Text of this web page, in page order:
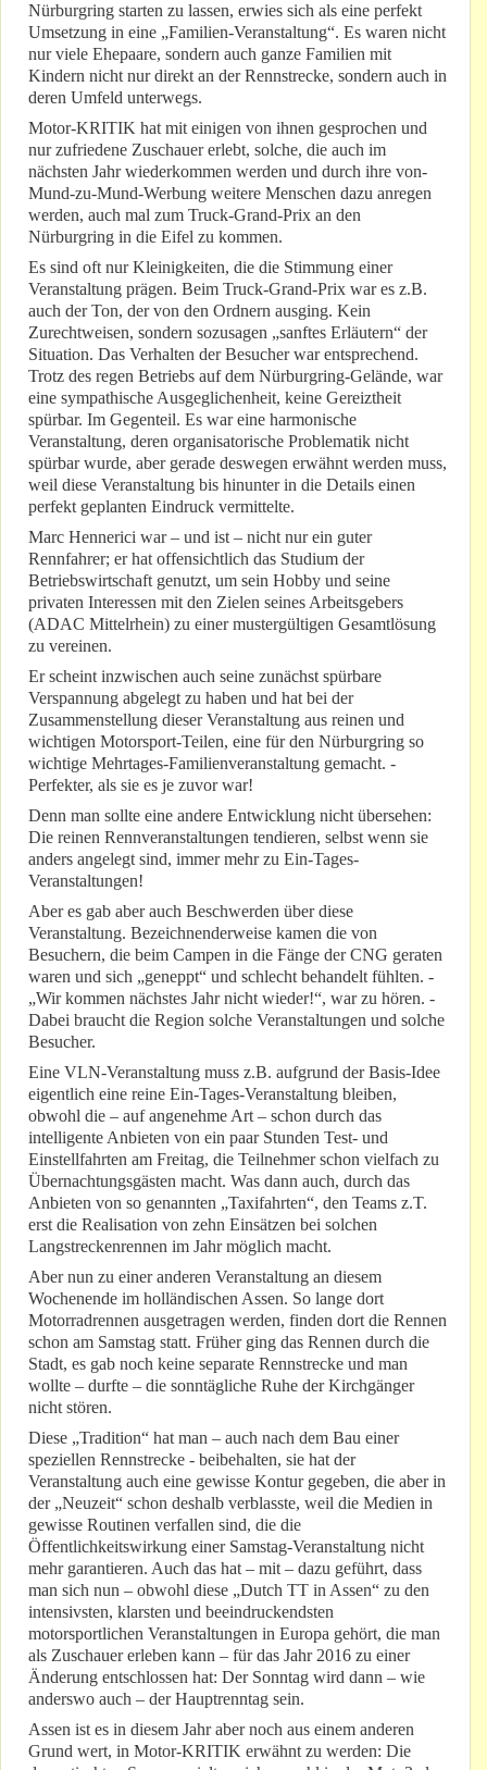
Nürburgring starten zu lassen, erwies sich als eine perfekt
Umsetzung in eine „Familien-Veranstaltung“. Es waren nicht
nur viele Ehepaare, sondern auch ganze Familien mit
Kindern nicht nur direkt an der Rennstrecke, sondern auch in
deren Umfeld unterwegs.
Motor-KRITIK hat mit einigen von ihnen gesprochen und
nur zufriedene Zuschauer erlebt, solche, die auch im
nächsten Jahr wiederkommen werden und durch ihre von-
Mund-zu-Mund-Werbung weitere Menschen dazu anregen
werden, auch mal zum Truck-Grand-Prix an den
Nürburgring in die Eifel zu kommen.
Es sind oft nur Kleinigkeiten, die die Stimmung einer
Veranstaltung prägen. Beim Truck-Grand-Prix war es z.B.
auch der Ton, der von den Ordnern ausging. Kein
Zurechtweisen, sondern sozusagen „sanftes Erläutern“ der
Situation. Das Verhalten der Besucher war entsprechend.
Trotz des regen Betriebs auf dem Nürburgring-Gelände, war
eine sympathische Ausgeglichenheit, keine Gereiztheit
spürbar. Im Gegenteil. Es war eine harmonische
Veranstaltung, deren organisatorische Problematik nicht
spürbar wurde, aber gerade deswegen erwähnt werden muss,
weil diese Veranstaltung bis hinunter in die Details einen
perfekt geplanten Eindruck vermittelte.
Marc Hennerici war – und ist – nicht nur ein guter
Rennfahrer; er hat offensichtlich das Studium der
Betriebswirtschaft genutzt, um sein Hobby und seine
privaten Interessen mit den Zielen seines Arbeitsgebers
(ADAC Mittelrhein) zu einer mustergültigen Gesamtlösung
zu vereinen.
Er scheint inzwischen auch seine zunächst spürbare
Verspannung abgelegt zu haben und hat bei der
Zusammenstellung dieser Veranstaltung aus reinen und
wichtigen Motorsport-Teilen, eine für den Nürburgring so
wichtige Mehrtages-Familienveranstaltung gemacht. -
Perfekter, als sie es je zuvor war!
Denn man sollte eine andere Entwicklung nicht übersehen:
Die reinen Rennveranstaltungen tendieren, selbst wenn sie
anders angelegt sind, immer mehr zu Ein-Tages-
Veranstaltungen!
Aber es gab aber auch Beschwerden über diese
Veranstaltung. Bezeichnenderweise kamen die von
Besuchern, die beim Campen in die Fänge der CNG geraten
waren und sich „geneppt“ und schlecht behandelt fühlten. -
„Wir kommen nächstes Jahr nicht wieder!“, war zu hören. -
Dabei braucht die Region solche Veranstaltungen und solche
Besucher.
Eine VLN-Veranstaltung muss z.B. aufgrund der Basis-Idee
eigentlich eine reine Ein-Tages-Veranstaltung bleiben,
obwohl die – auf angenehme Art – schon durch das
intelligente Anbieten von ein paar Stunden Test- und
Einstellfahrten am Freitag, die Teilnehmer schon vielfach zu
Übernachtungsgästen macht. Was dann auch, durch das
Anbieten von so genannten „Taxifahrten“, den Teams z.T.
erst die Realisation von zehn Einsätzen bei solchen
Langstreckenrennen im Jahr möglich macht.
Aber nun zu einer anderen Veranstaltung an diesem
Wochenende im holländischen Assen. So lange dort
Motorradrennen ausgetragen werden, finden dort die Rennen
schon am Samstag statt. Früher ging das Rennen durch die
Stadt, es gab noch keine separate Rennstrecke und man
wollte – durfte – die sonntägliche Ruhe der Kirchgänger
nicht stören.
Diese „Tradition“ hat man – auch nach dem Bau einer
speziellen Rennstrecke - beibehalten, sie hat der
Veranstaltung auch eine gewisse Kontur gegeben, die aber in
der „Neuzeit“ schon deshalb verblasste, weil die Medien in
gewisse Routinen verfallen sind, die die
Öffentlichkeitswirkung einer Samstag-Veranstaltung nicht
mehr garantieren. Auch das hat – mit – dazu geführt, dass
man sich nun – obwohl diese „Dutch TT in Assen“ zu den
intensivsten, klarsten und beeindruckendsten
motorsportlichen Veranstaltungen in Europa gehört, die man
als Zuschauer erleben kann – für das Jahr 2016 zu einer
Änderung entschlossen hat: Der Sonntag wird dann – wie
anderswo auch – der Hauptrenntag sein.
Assen ist es in diesem Jahr aber noch aus einem anderen
Grund wert, in Motor-KRITIK erwähnt zu werden: Die